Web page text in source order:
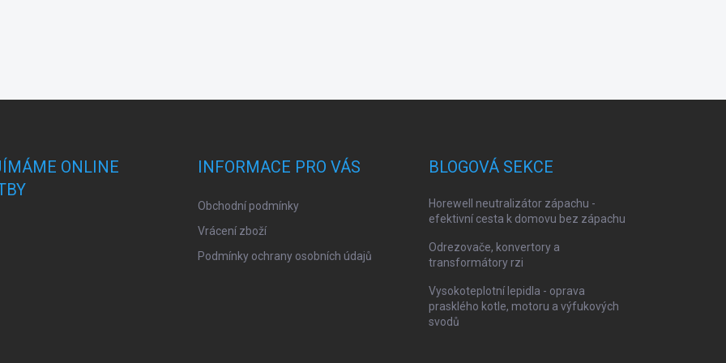
ONLINE
INFORMACE PRO VÁS
Obchodní podmínky
Vrácení zboží
Podmínky ochrany osobních údajů
BLOGOVÁ SEKCE
Horewell neutralizátor zápachu -
efektivní cesta k domovu bez zápachu
Odrezovače, konvertory a
transformátory rzi
Vysokoteplotní lepidla - oprava
prasklého kotle, motoru a výfukových
svodů